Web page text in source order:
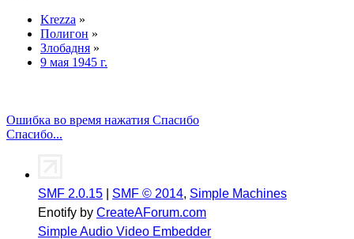
Krezza »
Полигон »
Злобадня »
9 мая 1945 г.
Ошибка во время нажатия Спасибо
Спасибо...
SMF 2.0.15 SMF © 2014, Simple Machines
Enotify by CreateAForum.com
Simple Audio Video Embedder